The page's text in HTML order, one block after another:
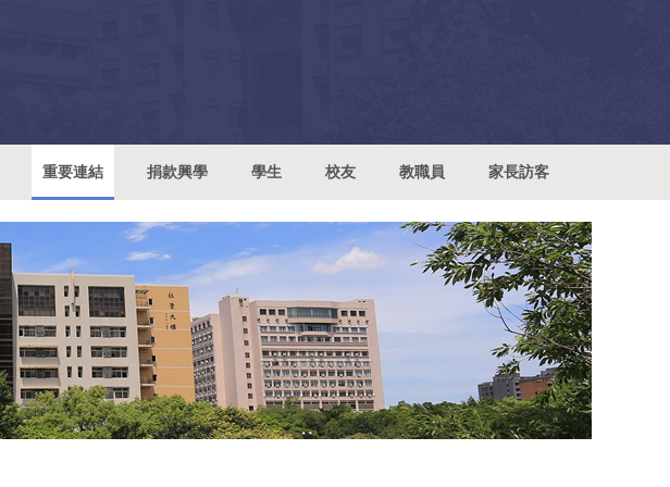
重要連結 捐款興學 學生 校友 教職員 家長訪客